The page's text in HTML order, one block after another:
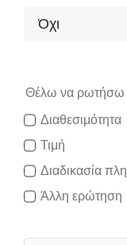
Θέλω να ρωτήσω
Διαθεσιμότητα
Τιμή
Διαδικασία
Άλλη ερώτηση